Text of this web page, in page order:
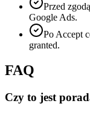
Przed
Google Ads.
Po Accept
granted.
FAQ
Czy to jest